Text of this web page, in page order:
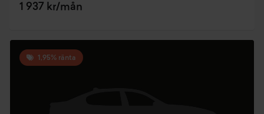
1 937 kr/mån
1,95% ränta